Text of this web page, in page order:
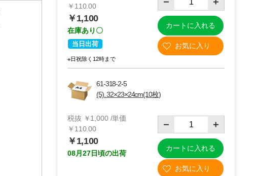
セキスイ 透明梱
￥110.00
￥1,100
在庫あり〇
当日出荷
※日祝除く12時まで
カートに入れる
61-318-2-5
(5). 32×23×24cm(10枚)
税抜 ￥1,000 /単価
￥110.00
￥1,100
08月27日頃の出荷
カートに入れる